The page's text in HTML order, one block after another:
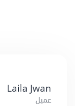
Laila Jwan
عميل